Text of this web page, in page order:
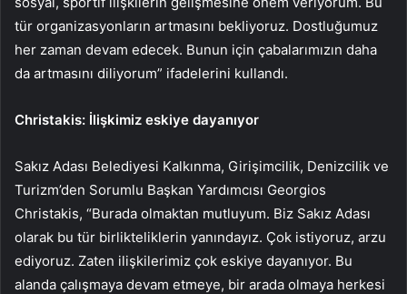
tür organizasyonların artmasını bekliyoruz. Dostluğumuz
her zaman devam edecek. Bunun için çabalarımızın daha
da artmasını diliyorum” ifadelerini kullandı.
Christakis: İlişkimiz eskiye dayanıyor
Sakız Adası Belediyesi Kalkınma, Girişimcilik, Denizcilik ve
Turizm’den Sorumlu Başkan Yardımcısı Georgios
Christakis, “Burada olmaktan mutluyum. Biz Sakız Adası
olarak bu tür birlikteliklerin yanındayız. Çok istiyoruz, arzu
ediyoruz. Zaten ilişkilerimiz çok eskiye dayanıyor. Bu
alanda çalışmaya devam etmeye, bir arada olmaya herkesi